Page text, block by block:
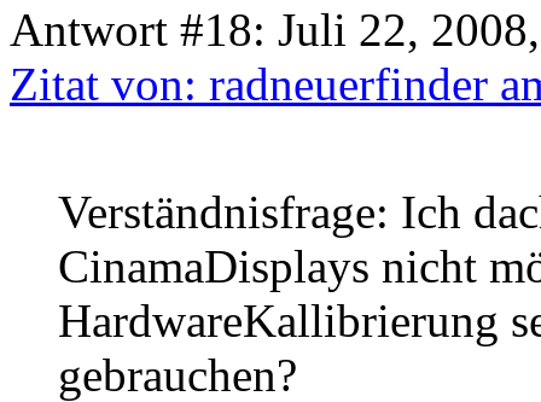
Antwort #18: Juli 22,
Zitat von: radneuerfinder
Verständnisfrage: Ich
CinamaDisplays nicht
HardwareKallibrierung
gebrauchen?